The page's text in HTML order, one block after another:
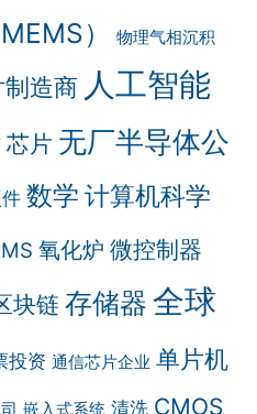
） 物理气相沉积
造商 人工智能
芯片 无厂半导体公
数学 计算机科学
氧化炉 微控制器
块链 存储器 全球
投资 通信芯片企业 单片机
嵌入式系统 清洗 CMOS